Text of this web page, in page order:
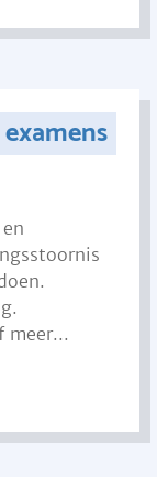
meer...